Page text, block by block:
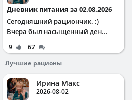
Дневник питания за 02.08.2026
Сегодняшний рациончик. :)
Вчера был насыщенный ден...
9
67
Лучшие рационы
Ирина Макс
2026-08-02